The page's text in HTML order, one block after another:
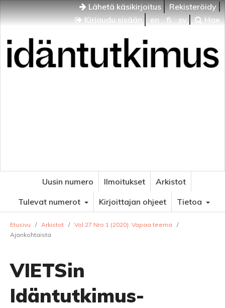
Lähetä käsikirjoitus
Rekisteröidy
Kirjaudu sisään
en fi sv Hae
Uusin numero Ilmoitukset
Arkistot
Tulevat numerot
Kirjoittajan ohjeet Tietoa
Etusivu / Arkistot / Vol 27 Nro 1 (2020): Vapaa teema
/
Ajankohtaista
VIETSin
Idäntutkimus-